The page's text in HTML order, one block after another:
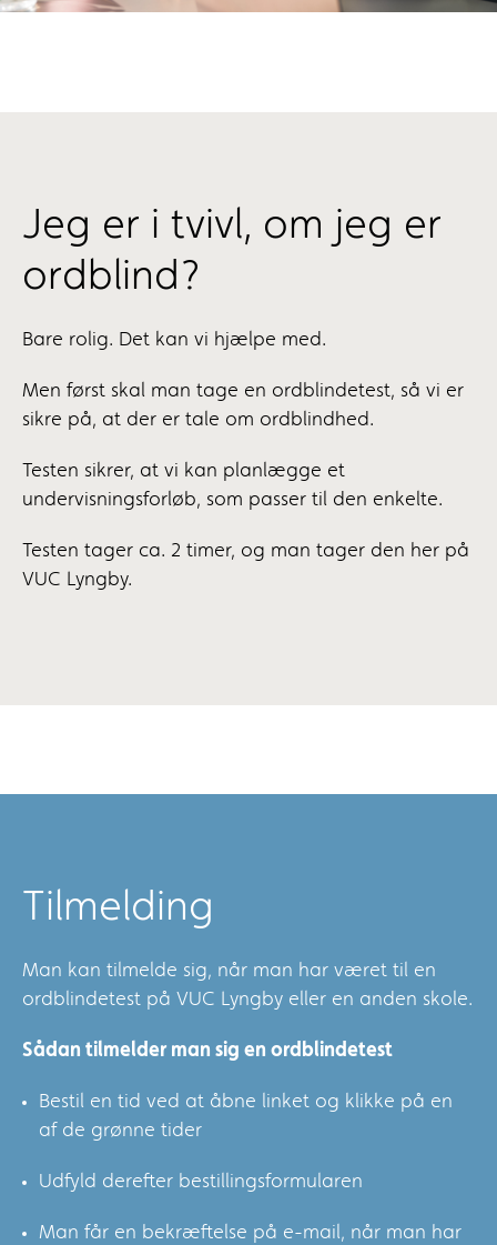
Jeg er i tvivl, om jeg er
ordblind?
Bare rolig. Det kan vi hjælpe med.
Men først skal man tage en ordblindetest, så vi er
sikre på, at der er tale om ordblindhed.
Testen sikrer, at vi kan planlægge et
undervisningsforløb, som passer til den enkelte.
Testen tager ca. 2 timer, og man tager den her på
VUC Lyngby.
Tilmelding
Man kan tilmelde sig, når man har været til en
ordblindetest på VUC Lyngby eller en anden skole.
Sådan tilmelder man sig en ordblindetest
Bestil en tid ved at åbne linket og klikke på en
af de grønne tider
Udfyld derefter bestillingsformularen
Man får en bekræftelse på e-mail, når man har